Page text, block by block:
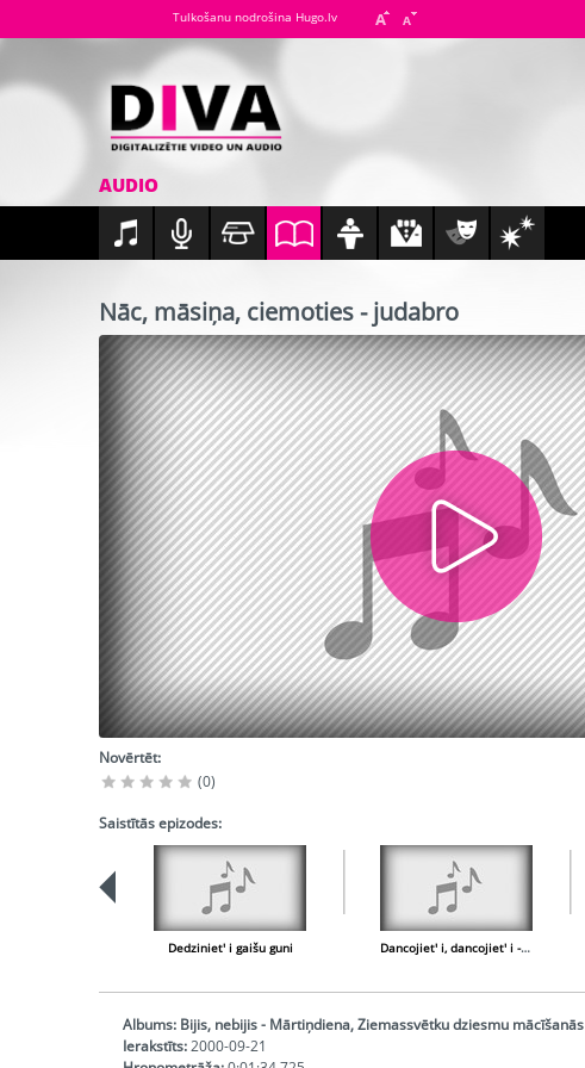
Tulkošanu nodrošina Hugo.lv
AUDIO
Nāc, māsiņa, ciemoties - judabro
Novērtēt:
(0)
Saistītās epizodes:
Dedziniet' i gaišu guni Dancojiet' i, dancojiet' i - kalado
Albums: Bijis, nebijis - Mārtiņdiena, Ziemassvētku dziesmu mācīšanās
Ierakstīts:2000-09-21